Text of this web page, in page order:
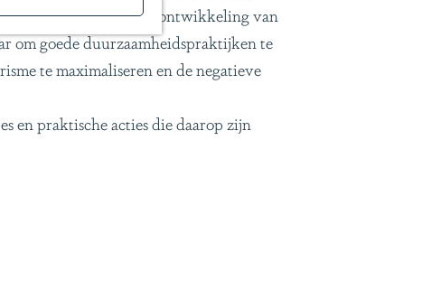
in de duurzame ontwikkeling van
om goede duurzaamheidspraktijken te
te maximaliseren en de negatieve
en praktische acties die daarop zijn